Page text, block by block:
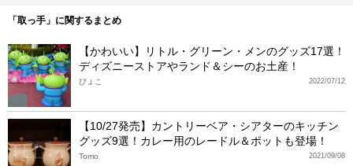
「取っ手」に関するまとめ
【かわいい】リトル・グリーン・メンのグッズ17選！
ディズニーストアやランド＆シーのお土産！
2022/07/12
ぴょこ
【10/27発売】カントリーベア・シアターのキッチン
グッズ9選！カレー用のレードル＆ポットも登場！
2021/09/08
Tomo